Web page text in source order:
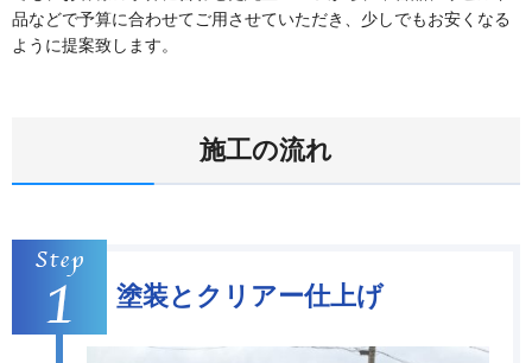
品などで予算に合わせてご用させていただき、少しでもお安くなる
ように提案致します。
施工の流れ
塗装とクリアー仕上げ